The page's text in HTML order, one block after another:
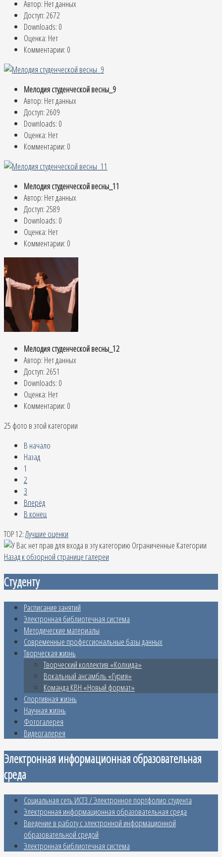
Автор: Нет данных
Доступ: 2672
Downloads: 0
Оценка: Нет
Комментарии: 0
Мелодия студенческой весны_9
Автор: Нет данных
Доступ: 2609
Downloads: 0
Оценка: Нет
Комментарии: 0
Мелодия студенческой весны_11
Автор: Нет данных
Доступ: 2589
Downloads: 0
Оценка: Нет
Комментарии: 0
Мелодия студенческой весны_12
Автор: Нет данных
Доступ: 2651
Downloads: 0
Оценка: Нет
Комментарии: 0
25 фото в этой категории
В начало
Назад
1
2
3
Вперёд
В конец
TOP 12:Лучшие оценки
Ограниченные Категории
Назад к обзорной странице галереи
Студенту
Расписание занятий
Электронная библиотечная система
Методические материалы
Современные профессиональные базы данных
Творческая жизнь
Творческий коллектив «Колхида»
Вокальный ансамбль «Гурия»
Команда КВН «Новый формат»
Спортивная жизнь
Научная жизнь
Фотогалерея
Видеогалерея
Электронная информационная образовательная
среда
Социальная сеть ИСГЗ / Электронное портфолио студента
Электронная информационная образовательная среда
Введение в работу с электронной информационной
образовательной средой
Электронная библиотечная система